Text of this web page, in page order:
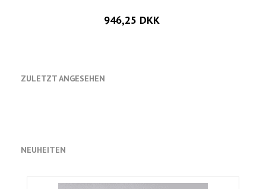
946,25 DKK
ZULETZT ANGESEHEN
NEUHEITEN